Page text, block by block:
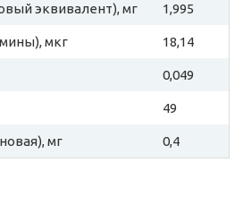
эквивалент), мг 1,995
мкг 18,14
0,049
49
мг 0,4